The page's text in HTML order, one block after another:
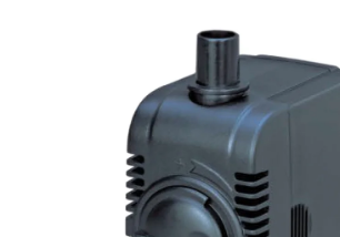
SMARTER GARTEN
Geschäftsbewertung Kaufberatung
Datenschutzerklärung Impressum